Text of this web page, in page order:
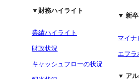
▼財務ハイライト
業績ハイライト
財政状況
キャッシュフローの状況
▼ 新
マイ
エフ
▼ ア